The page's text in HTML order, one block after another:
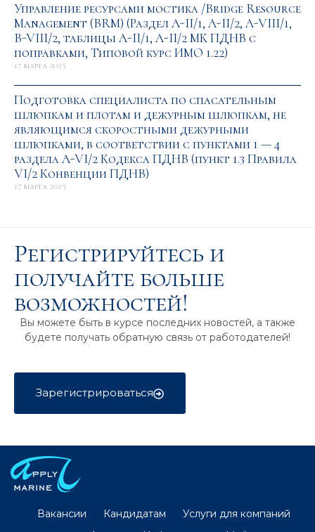
Управление ресурсами мостика /Bridge Resource
Management (BRM) (Раздел A-II/1, A-II/2, A-VIII/1,
B-VIII/2, таблицы A-II/1, A-II/2 МК ПДНВ с
поправками, Типовой курс ИМО 1.22)
17 марта 2025
Подготовка специалиста по спасательным
шлюпкам и плотам и дежурным шлюпкам, не
являющимся скоростными дежурными
шлюпками, в соответствии с пунктами 1 — 4
раздела A-VI/2 Кодекса ПДНВ (пункт 1.3 Правила
VI/2 Конвенции ПДНВ)
17 марта 2025
Регистрируйтесь и
получайте больше
возможностей!
Вы можете быть в курсе последних новостей, а также
будете получать обратную связь от работодателей!
Зарегистрироваться
Вакансии Кандидатам
Услуги для компаний